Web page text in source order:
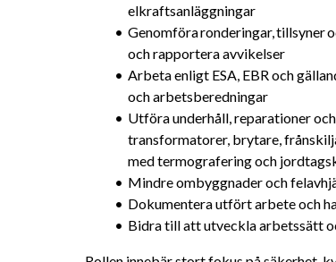
elkraftsanläggningar
Genomföra ronderingar,
och rapportera avvikelser
Arbeta enligt ESA, EBR och
och arbetsberedningar
Utföra underhåll, reparationer
transformatorer, brytare,
med termografering och
Mindre ombyggnader och
Dokumentera utfört arbete och
Bidra till att utveckla arbetssätt